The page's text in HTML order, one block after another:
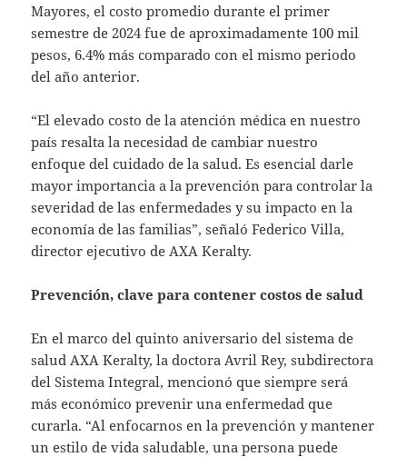
Mayores, el costo promedio durante el primer
semestre de 2024 fue de aproximadamente 100 mil
pesos, 6.4% más comparado con el mismo periodo
del año anterior.
“El elevado costo de la atención médica en nuestro
país resalta la necesidad de cambiar nuestro
enfoque del cuidado de la salud. Es esencial darle
mayor importancia a la prevención para controlar la
severidad de las enfermedades y su impacto en la
economía de las familias”, señaló Federico Villa,
director ejecutivo de AXA Keralty.
Prevención, clave para contener costos de salud
En el marco del quinto aniversario del sistema de
salud AXA Keralty, la doctora Avril Rey, subdirectora
del Sistema Integral, mencionó que siempre será
más económico prevenir una enfermedad que
curarla. “Al enfocarnos en la prevención y mantener
un estilo de vida saludable, una persona puede